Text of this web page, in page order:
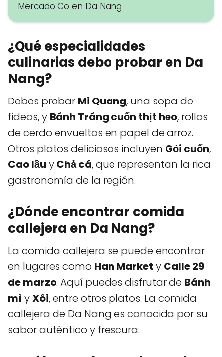
Mercado Co en Da Nang
¿Qué especialidades
culinarias debo probar en Da
Nang?
Debes probar Mi Quang, una sopa de
fideos, y Bánh Tráng cuốn thịt heo, rollos
de cerdo envueltos en papel de arroz.
Otros platos deliciosos incluyen Gỏi cuốn,
Cao lầu y Chả cá, que representan la rica
gastronomía de la región.
¿Dónde encontrar comida
callejera en Da Nang?
La comida callejera se puede encontrar
en lugares como Han Market y Calle 29
de marzo. Aquí puedes disfrutar de Bánh
mì yXôi, entre otros platos. La comida
callejera de Da Nang es conocida por su
sabor auténtico y frescura.